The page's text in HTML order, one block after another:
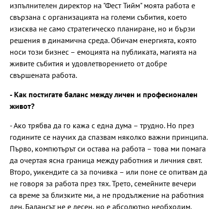
изпълнителен директор на "Фест Тийм" моята работа е
свързана с организацията на големи събития, което
изисква не само стратегическо планиране, но и бързи
решения в динамична среда. Обичам енергията, която
носи този бизнес – емоцията на публиката, магията на
живите събития и удовлетворението от добре
свършената работа.
- Как постигате баланс между личен и професионален
живот?
- Ако трябва да го кажа с една дума – трудно. Но през
годините се научих да спазвам няколко важни принципа.
Първо, компютърът си остава на работа – това ми помага
да очертая ясна граница между работния и личния свят.
Второ, уикендите са за почивка – или поне се опитвам да
не говоря за работа през тях. Трето, семейните вечери
са време за близките ми, а не продължение на работния
ден. Балансът не е лесен, но е абсолютно необходим.